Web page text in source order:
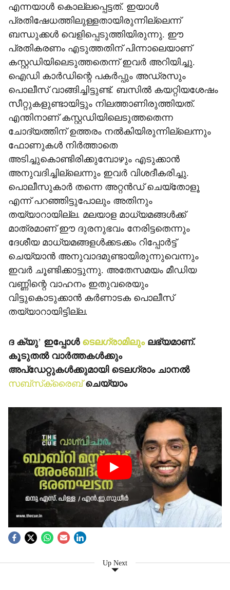
എന്നയാള്‍ കൊല്ലപ്പെട്ടത്. ഇയാള്‍
പ്രതിഷേധത്തിലുള്ളതായിരുന്നില്ലെന്ന്
ബന്ധുക്കള്‍ വെളിപ്പെടുത്തിയിരുന്നു. ഈ
പ്രതികരണം എടുത്തതിന് പിന്നാലെയാണ്
കസ്റ്റഡിയിലെടുത്തതെന്ന് ഇവര്‍ അറിയിച്ചു.
ഐഡി കാര്‍ഡിന്റെ പകര്‍പ്പും അഡ്രസും
പൊലീസ് വാങ്ങിച്ചിട്ടുണ്ട്. ബസില്‍ കയറ്റിയശേഷം
സീറ്റുകളുണ്ടായിട്ടും നിലത്താണിരുത്തിയത്.
എന്തിനാണ് കസ്റ്റഡിയിലെടുത്തതെന്ന
ചോദ്യത്തിന് ഉത്തരം നല്‍കിയിരുന്നില്ലെന്നും
ഫോണുകള്‍ നിര്‍ത്താതെ
അടിച്ചുകൊണ്ടിരിക്കുമ്പോഴും എടുക്കാന്‍
അനുവദിച്ചില്ലെന്നും ഇവര്‍ വിശദീകരിച്ചു.
പൊലീസുകാര്‍ തന്നെ അറ്റന്‍ഡ് ചെയ്‌തോളൂ
എന്ന് പറഞ്ഞിട്ടുപോലും അതിനും
തയ്യാറായില്ല. മലയാള മാധ്യമങ്ങള്‍ക്ക്
മാത്രമാണ് ഈ ദുരനുഭവം നേരിട്ടതെന്നും
ദേശീയ മാധ്യമങ്ങളള്‍ക്കടക്കം റിപ്പോര്‍ട്ട്
ചെയ്യാന്‍ അനുവാദമുണ്ടായിരുന്നുവെന്നും
ഇവര്‍ ചൂണ്ടിക്കാട്ടുന്നു. അതേസമയം മീഡിയ
വണ്ണിന്റെ വാഹനം ഇതുവരെയും
വിട്ടുകൊടുക്കാന്‍ കര്‍ണാടക പൊലീസ്
തയ്യാറായിട്ടില്ല.
ദ ക്യു’ ഇപ്പോള്‍ ടെലഗ്രാമിലും ലഭ്യമാണ്.
കൂടുതല്‍ വാര്‍ത്തകള്‍ക്കും
അപ്‌ഡേറ്റുകള്‍ക്കുമായി ടെലഗ്രാം ചാനല്‍
സബ്‌സ്‌ക്രൈബ് ചെയ്യാം
Up Next